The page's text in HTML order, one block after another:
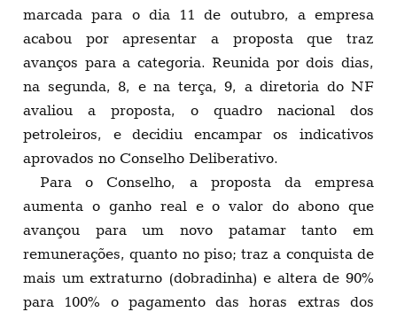
marcada para o dia 11 de outubro, a empresa
acabou por apresentar a proposta que traz
avanços para a categoria. Reunida por dois dias,
na segunda, 8, e na terça, 9, a diretoria do NF
avaliou a proposta, o quadro nacional dos
petroleiros, e decidiu encampar os indicativos
aprovados no Conselho Deliberativo.
Para o Conselho, a proposta da empresa
aumenta o ganho real e o valor do abono que
avançou para um novo patamar tanto em
remunerações, quanto no piso; traz a conquista de
mais um extraturno (dobradinha) e altera de 90%
para 100% o pagamento das horas extras dos